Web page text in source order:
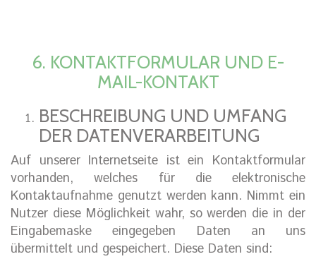
6. KONTAKTFORMULAR UND E-
MAIL-KONTAKT
BESCHREIBUNG UND UMFANG
DER DATENVERARBEITUNG
Auf unserer Internetseite ist ein Kontaktformular
vorhanden, welches für die elektronische
Kontaktaufnahme genutzt werden kann. Nimmt ein
Nutzer diese Möglichkeit wahr, so werden die in der
Eingabemaske eingegeben Daten an uns
übermittelt und gespeichert. Diese Daten sind: